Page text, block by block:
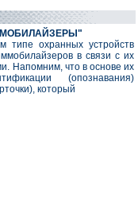
охранных устройств
в связи с их
Напомним, что в основе их
(опознавания)
который